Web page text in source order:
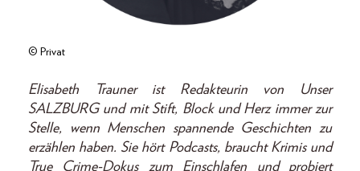
© Privat
Elisabeth Trauner ist Redakteurin von Unser
SALZBURG und mit Stift, Block und Herz immer zur
Stelle, wenn Menschen spannende Geschichten zu
erzählen haben. Sie hört Podcasts, braucht Krimis und
True Crime-Dokus zum Einschlafen und probiert